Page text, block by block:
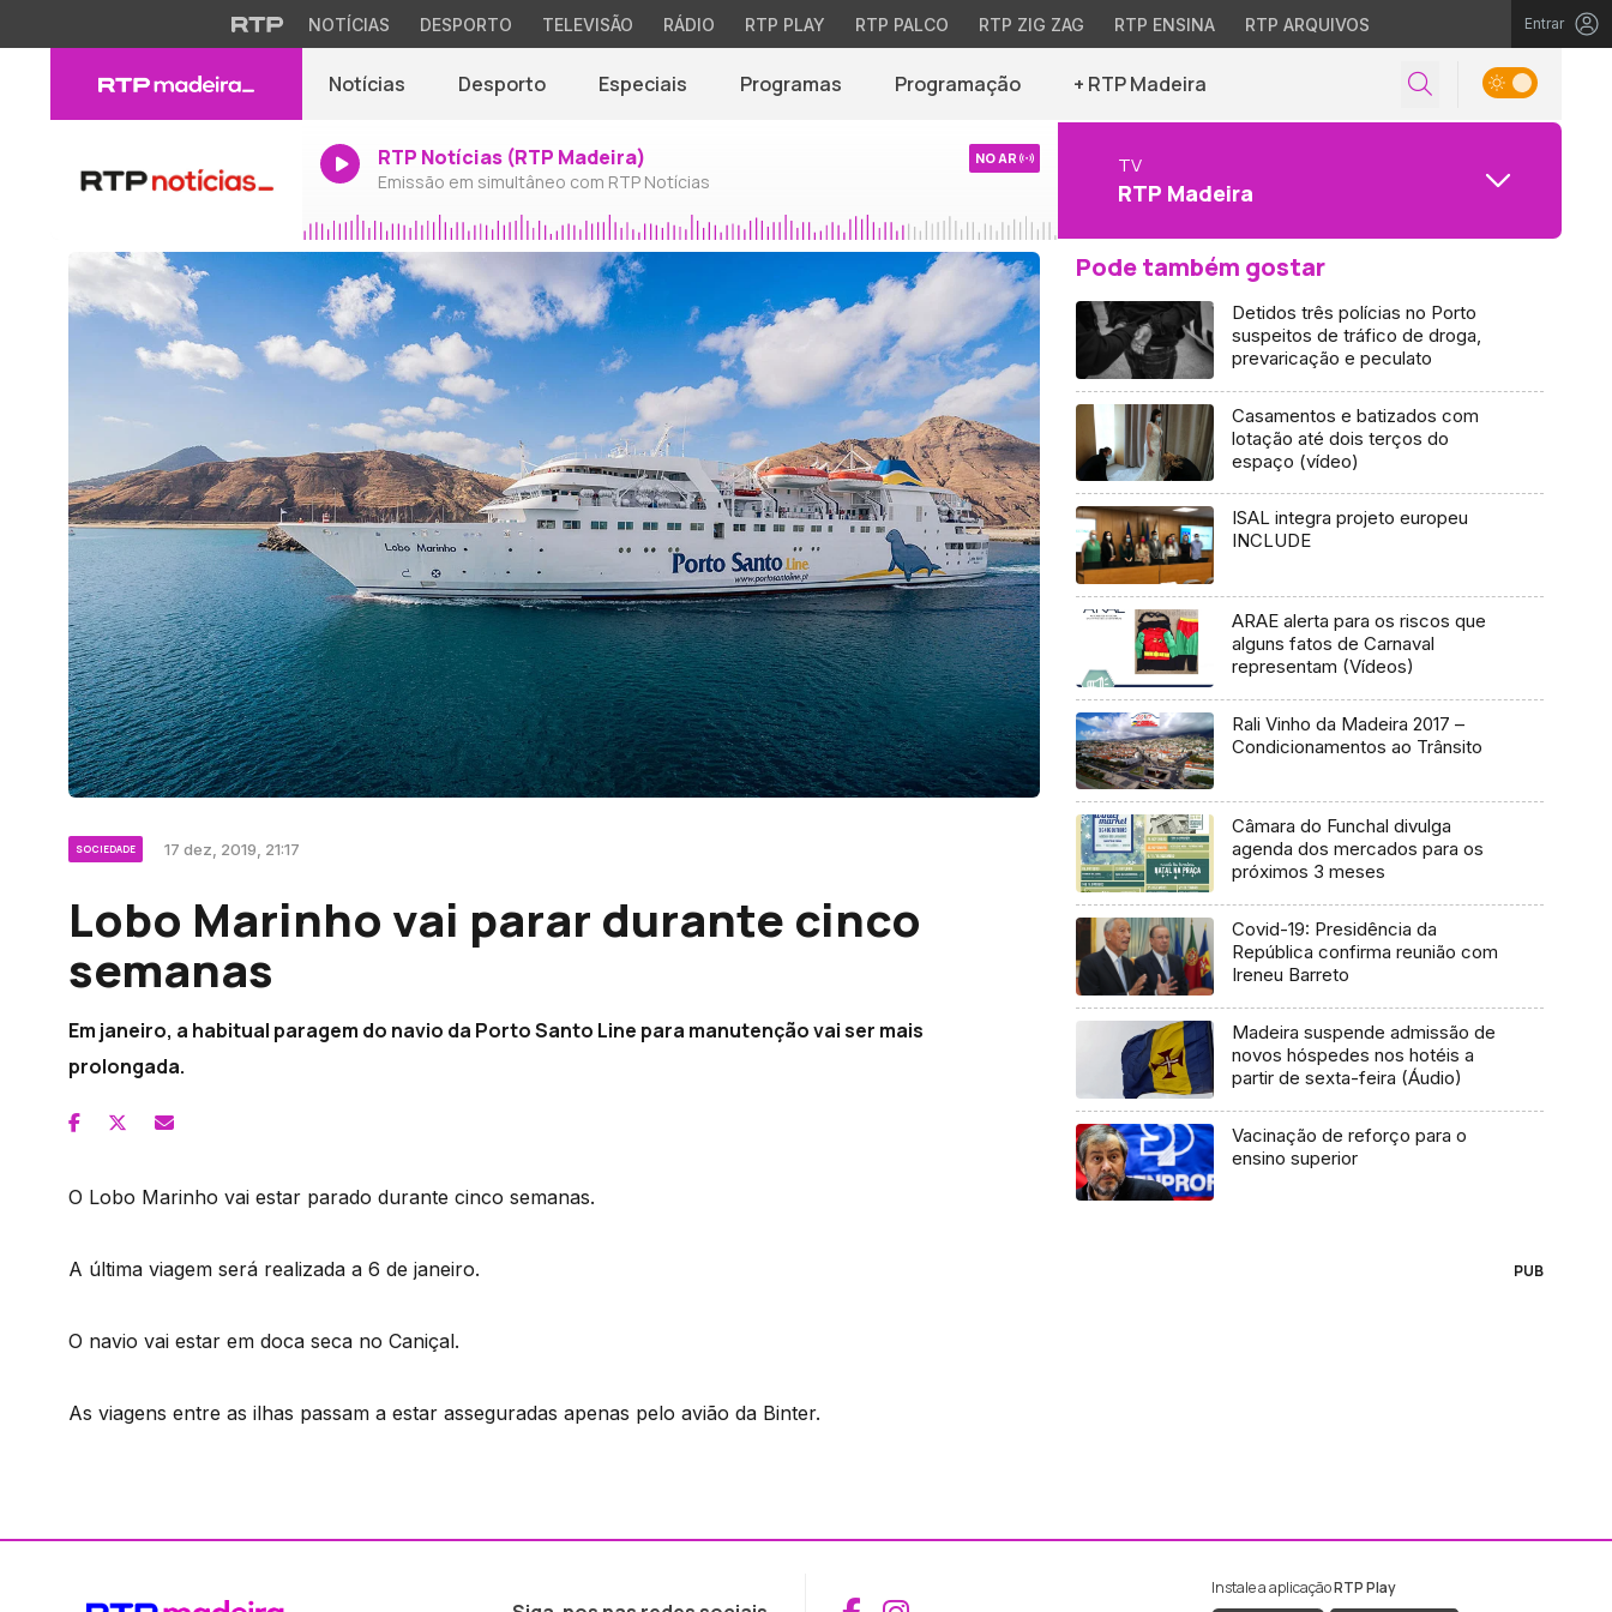
NOTÍCIAS DESPORTO TELEVISÃO RÁDIO RTP PLAY RTP PALCO RTP ZIG ZAG RTP ENSINA RTP ARQUIVOS Entrar
Notícias Desporto Especiais Programas Programação + RTP Madeira
RTP Notícias (RTP Madeira)
Emissão em simultâneo com RTP Notícias
NO AR TV
RTP Madeira
SOCIEDADE 17 dez, 2019, 21:17
Lobo Marinho vai parar durante cinco
semanas
Em janeiro, a habitual paragem do navio da Porto Santo Line para manutenção vai ser mais
prolongada.
O Lobo Marinho vai estar parado durante cinco semanas.
A última viagem será realizada a 6 de janeiro.
O navio vai estar em doca seca no Caniçal.
As viagens entre as ilhas passam a estar asseguradas apenas pelo avião da Binter.
Pode também gostar
Detidos três polícias no Porto
suspeitos de tráfico de droga,
prevaricação e peculato
Casamentos e batizados com
lotação até dois terços do
espaço (vídeo)
ISAL integra projeto europeu
INCLUDE
ARAE alerta para os riscos que
alguns fatos de Carnaval
representam (Vídeos)
Rali Vinho da Madeira 2017 –
Condicionamentos ao Trânsito
Câmara do Funchal divulga
agenda dos mercados para os
próximos 3 meses
Covid-19: Presidência da
República confirma reunião com
Ireneu Barreto
Madeira suspende admissão de
novos hóspedes nos hotéis a
partir de sexta-feira (Áudio)
Vacinação de reforço para o
ensino superior
PUB
Instale a aplicaçãoRTP Play